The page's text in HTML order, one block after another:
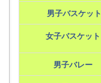
男子バスケット
女子バスケット
男子バレー